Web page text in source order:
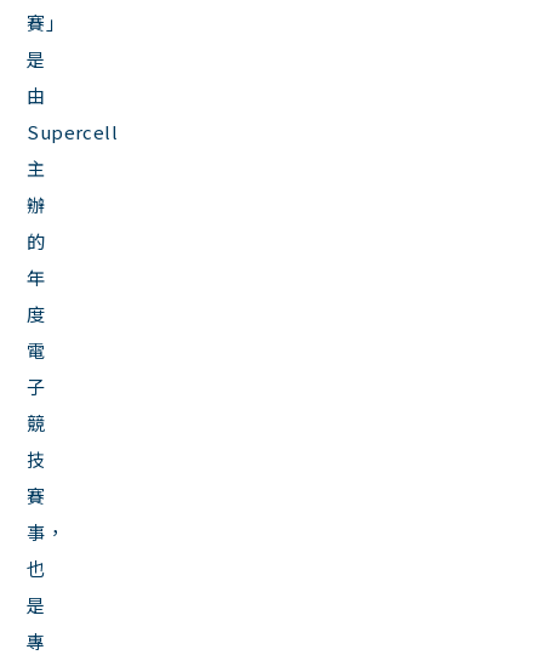
賽」
是
由
Supercell
主
辦
的
年
度
電
子
競
技
賽
事，
也
是
專